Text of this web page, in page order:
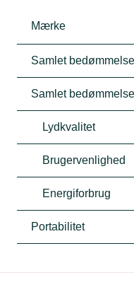
Mærke
Samlet bedømmelse
Samlet
Lydkvalitet
Brugervenlighed
Energiforbrug
Portabilitet